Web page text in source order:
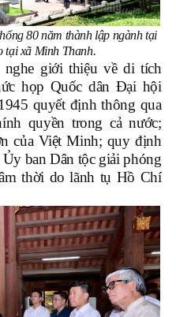
80 năm thành lập ngành tại
tại xã Minh Thanh.
nghe giới thiệu về di tích
họp Quốc dân Đại hội
quyết định thông qua
quyền trong cả nước;
của Việt Minh; quy định
ban Dân tộc giải phóng
thời do lãnh tụ Hồ Chí